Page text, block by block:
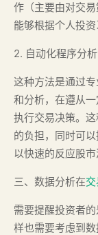
作（主要由对交易
能够根据个人投资
2. 自动化程序分
这种方法是通过
和分析，在遵从
执行交易决策。
的负担，同时可
以快速的反应股
三、数据分析在
需要提醒投资者
样也需要考虑到